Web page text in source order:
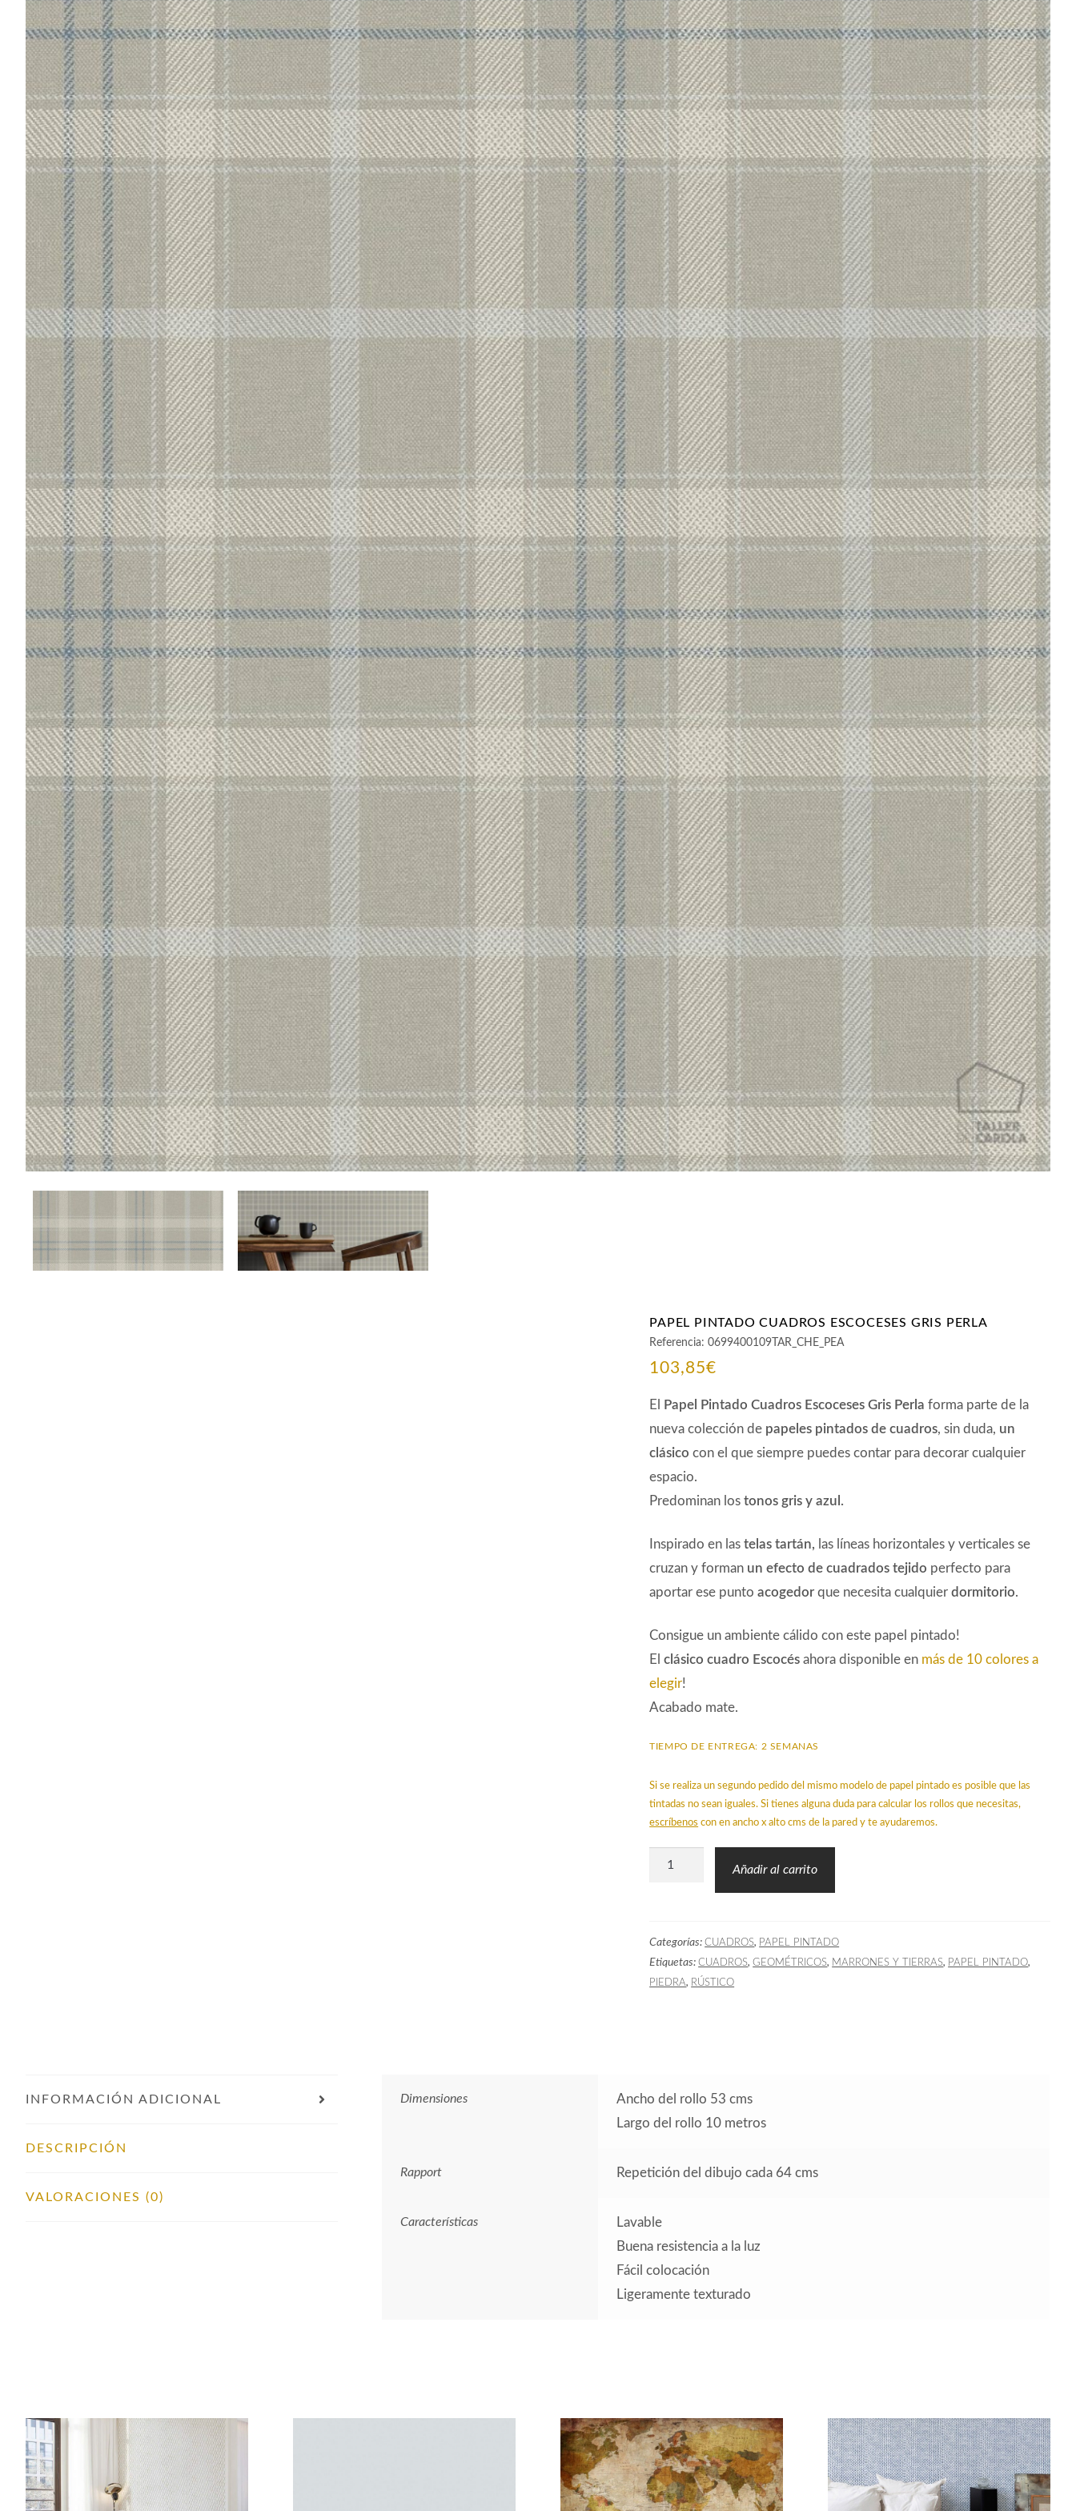
PAPEL PINTADO CUADROS ESCOCESES GRIS PERLA
Referencia:0699400109TAR_CHE_PEA
103,85€
El Papel Pintado Cuadros Escoceses Gris Perla forma parte de la
nueva colección de papeles pintados de cuadros, sin duda, un
clásico con el que siempre puedes contar para decorar cualquier
espacio.
Predominan lostonos gris y azul.
Inspirado en lastelas tartán, las líneas horizontales y verticales se
cruzan y forman un efecto de cuadrados tejido perfecto para
aportar ese puntoacogedor que necesita cualquierdormitorio.
Consigue un ambiente cálido con este papel pintado!
Elclásico cuadro Escocés ahora disponible en más de 10 colores a
elegir!
Acabado mate.
TIEMPO DE ENTREGA: 2 SEMANAS
Si se realiza un segundo pedido del mismo modelo de papel pintado es posible que las
tintadas no sean iguales. Si tienes alguna duda para calcular los rollos que necesitas,
escríbenos con en ancho x alto cms de la pared y te ayudaremos.
Papel
Gris
Perla
Añadir al carrito
Categorías:CUADROS, PAPEL PINTADO
Etiquetas:CUADROS,GEOMÉTRICOS, MARRONES Y TIERRAS, PAPEL PINTADO,
PIEDRA, RÚSTICO
INFORMACIÓN ADICIONAL
DESCRIPCIÓN
VALORACIONES (0)
Dimensiones
Ancho del rollo 53 cms
Largo del rollo 10 metros
Rapport Repetición del dibujo cada 64 cms
Características
Lavable
Buena resistencia a la luz
Fácil colocación
Ligeramente texturado